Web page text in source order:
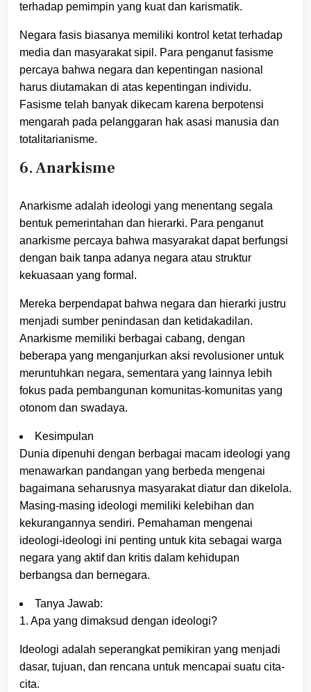
terhadap pemimpin yang kuat dan karismatik.
Negara fasis biasanya memiliki kontrol ketat terhadap
media dan masyarakat sipil. Para penganut fasisme
percaya bahwa negara dan kepentingan nasional
harus diutamakan di atas kepentingan individu.
Fasisme telah banyak dikecam karena berpotensi
mengarah pada pelanggaran hak asasi manusia dan
totalitarianisme.
6. Anarkisme
Anarkisme adalah ideologi yang menentang segala
bentuk pemerintahan dan hierarki. Para penganut
anarkisme percaya bahwa masyarakat dapat berfungsi
dengan baik tanpa adanya negara atau struktur
kekuasaan yang formal.
Mereka berpendapat bahwa negara dan hierarki justru
menjadi sumber penindasan dan ketidakadilan.
Anarkisme memiliki berbagai cabang, dengan
beberapa yang menganjurkan aksi revolusioner untuk
meruntuhkan negara, sementara yang lainnya lebih
fokus pada pembangunan komunitas-komunitas yang
otonom dan swadaya.
Kesimpulan
Dunia dipenuhi dengan berbagai macam ideologi yang
menawarkan pandangan yang berbeda mengenai
bagaimana seharusnya masyarakat diatur dan dikelola.
Masing-masing ideologi memiliki kelebihan dan
kekurangannya sendiri. Pemahaman mengenai
ideologi-ideologi ini penting untuk kita sebagai warga
negara yang aktif dan kritis dalam kehidupan
berbangsa dan bernegara.
Tanya Jawab:
1. Apa yang dimaksud dengan ideologi?
Ideologi adalah seperangkat pemikiran yang menjadi
dasar, tujuan, dan rencana untuk mencapai suatu cita-
cita.